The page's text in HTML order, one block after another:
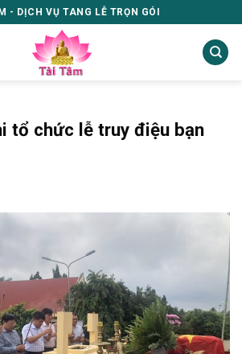
- DỊCH VỤ TANG LỄ TRỌN GÓI
tổ chức lễ truy điệu bạn